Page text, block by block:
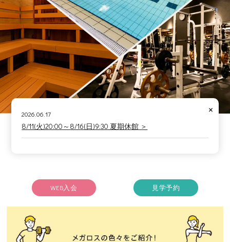
×
2026.06.17
8/11(火)20:00～8/16(日)9:30 夏期休館 ＞
WEB入会 見学予約